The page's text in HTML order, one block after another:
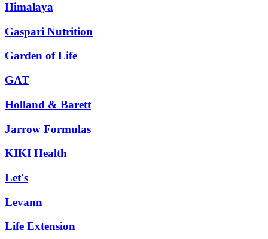
Himalaya
Gaspari Nutrition
Garden of Life
GAT
Holland & Barett
Jarrow Formulas
KIKI Health
Let's
Levann
Life Extension